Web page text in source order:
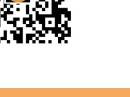
やげつき。
みながら、薬膳スイーツをいた